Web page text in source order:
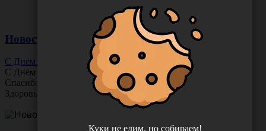
Новости
С Днём Офтальмолога!
С Днём
Офтальмолога!
Спасибо за ясное зрение и заботу о пациентах.
Здоровья вам и новых профессиональных побед!
Куки не едим, но собираем!